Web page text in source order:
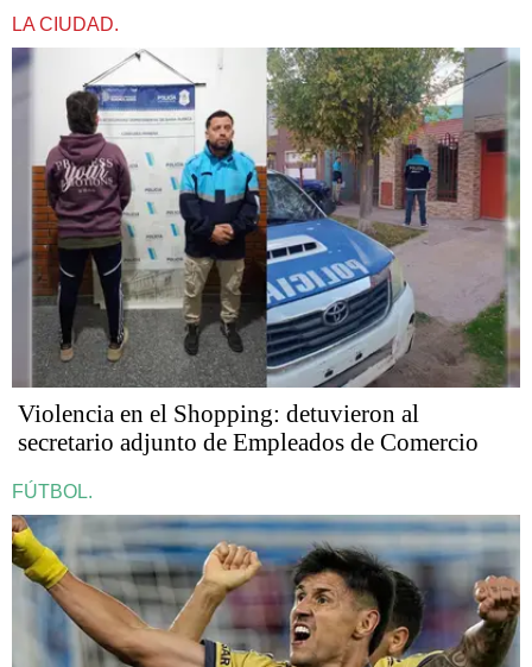
LA CIUDAD.
Violencia en el Shopping: detuvieron al
secretario adjunto de Empleados de Comercio
FÚTBOL.